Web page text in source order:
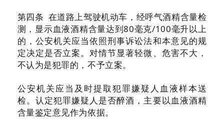
第四条 在道路上驾驶机动车，经呼气酒精含量检
测，显示血液酒精含量达到80毫克/100毫升以上
的，公安机关应当依照刑事诉讼法和本意见的规
定决定是否立案。对情节显著轻微、危害不大，
不认为是犯罪的，不予立案。
公安机关应当及时提取犯罪嫌疑人血液样本送
检。认定犯罪嫌疑人是否醉酒，主要以血液酒精
含量鉴定意见作为依据。